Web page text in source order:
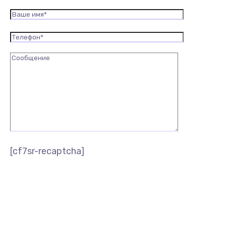
[cf7sr-recaptcha]